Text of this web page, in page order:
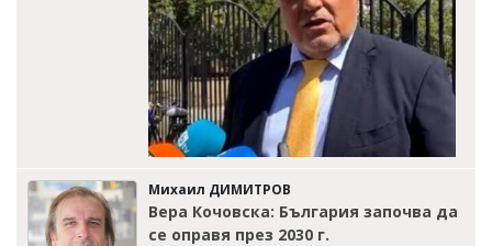
Михаил ДИМИТРОВ
Вера Кочовска: България започва да
се оправя през 2030 г.